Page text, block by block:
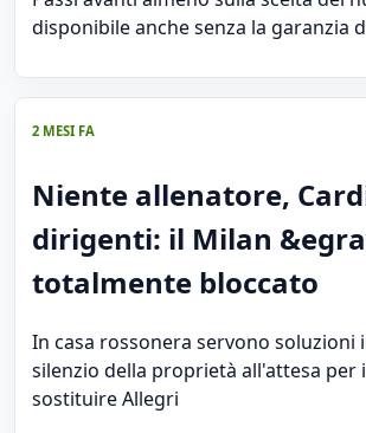
disponibile anche senza la garanzia
2 MESI FA
Niente allenatore,
dirigenti: il Milan
totalmente bloccato
In casa rossonera servono
silenzio della proprietà all'attesa per
sostituire Allegri